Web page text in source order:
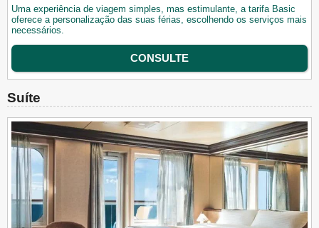
Uma experiência de viagem simples, mas estimulante, a tarifa Basic
oferece a personalização das suas férias, escolhendo os serviços mais
necessários.
CONSULTE
Suíte